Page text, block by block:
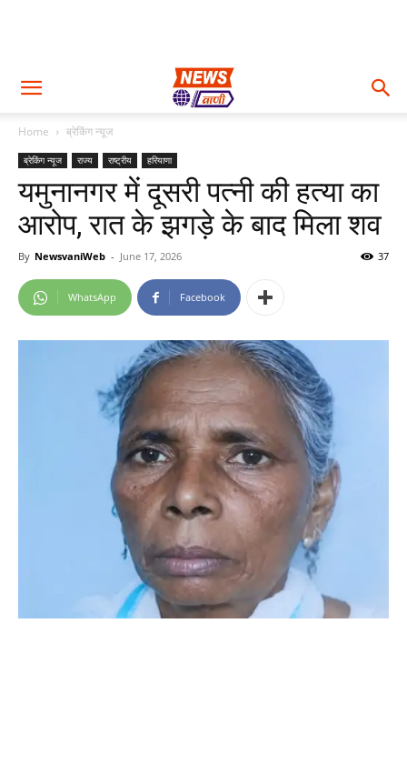
Home ब्रेकिंग न्यूज
ब्रेकिंग न्यूज राज्य राष्ट्रीय हरियाणा
यमुनानगर में दूसरी पत्नी की हत्या का
आरोप, रात के झगड़े के बाद मिला शव
By NewsvaniWeb - June 17, 2026 37
WhatsApp Facebook